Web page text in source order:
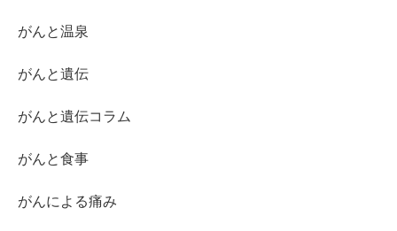
がんと温泉
がんと遺伝
がんと遺伝コラム
がんと食事
がんによる痛み